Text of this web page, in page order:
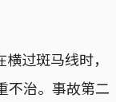
过斑马线时，
不治。事故第二